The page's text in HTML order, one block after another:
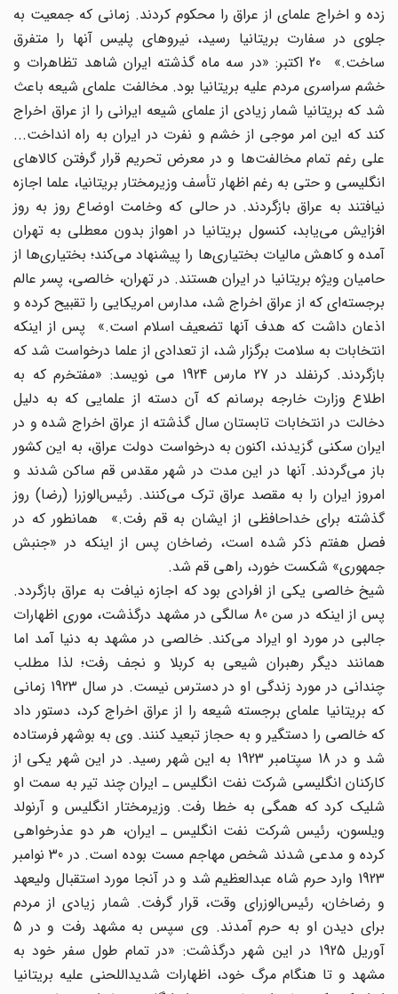
زده و اخراج علمای از عراق را محکوم کردند. زمانی که جمعیت به
جلوی در سفارت بریتانیا رسید، نیروهای پلیس آنها را متفرق
ساخت.» 20 اکتبر: «در سه ماه گذشته ایران شاهد تظاهرات و
خشم سراسری مردم علیه بریتانیا بود. مخالفت علمای شیعه باعث
شد که بریتانیا شمار زیادی از علمای شیعه ایرانی را از عراق اخراج
کند که این امر موجی از خشم و نفرت در ایران به راه انداخت...
علی رغم تمام مخالفت‌ها و در معرض تحریم قرار گرفتن کالاهای
انگلیسی و حتی به رغم اظهار تأسف وزیرمختار بریتانیا، علما اجازه
نیافتند به عراق بازگردند. در حالی که وخامت اوضاع روز به روز
افزایش می‌یابد، کنسول بریتانیا در اهواز بدون معطلی به تهران
آمده و کاهش مالیات بختیاری‌ها را پیشنهاد می‌کند؛ بختیاری‌ها از
حامیان ویژه بریتانیا در ایران هستند. در تهران، خالصی، پسر عالم
برجسته‌ای که از عراق اخراج شد، مدارس امریکایی را تقبیح کرده و
اذعان داشت که هدف آنها تضعیف اسلام است.» پس از اینکه
انتخابات به سلامت برگزار شد، از تعدادی از علما درخواست شد که
بازگردند. کرنفلد در 27 مارس 1924 می نویسد: «مفتخرم که به
اطلاع وزارت خارجه برسانم که آن دسته از علمایی که به دلیل
دخالت در انتخابات تابستان سال گذشته از عراق اخراج شده و در
ایران سکنی گزیدند، اکنون به درخواست دولت عراق، به این کشور
باز می‌گردند. آنها در این مدت در شهر مقدس قم ساکن شدند و
امروز ایران را به مقصد عراق ترک می‌کنند. رئیس‌الوزرا (رضا) روز
گذشته برای خداحافظی از ایشان به قم رفت.» همانطور که در
فصل هفتم ذکر شده است، رضاخان پس از اینکه در «جنبش
جمهوری» شکست خورد، راهی قم شد.
شیخ خالصی یکی از افرادی بود که اجازه نیافت به عراق بازگردد.
پس از اینکه در سن 80 سالگی در مشهد درگذشت، موری اظهارات
جالبی در مورد او ایراد می‌کند. خالصی در مشهد به دنیا آمد اما
همانند دیگر رهبران شیعی به کربلا و نجف رفت؛ لذا مطلب
چندانی در مورد زندگی او در دسترس نیست. در سال 1923 زمانی
که بریتانیا علمای برجسته شیعه را از عراق اخراج کرد، دستور داد
که خالصی را دستگیر و به حجاز تبعید کنند. وی به بوشهر فرستاده
شد و در 18 سپتامبر 1923 به این شهر رسید. در این شهر یکی از
کارکنان انگلیسی شرکت نفت انگلیس ـ ایران چند تیر به سمت او
شلیک کرد که همگی به خطا رفت. وزیرمختار انگلیس و آرنولد
ویلسون، رئیس شرکت نفت انگلیس ـ ایران، هر دو عذرخواهی
کرده و مدعی شدند شخص مهاجم مست بوده است. در 30 نوامبر
1923 وارد حرم شاه عبدالعظیم شد و در آنجا مورد استقبال ولیعهد
و رضاخان، رئیس‌الوزرای وقت، قرار گرفت. شمار زیادی از مردم
برای دیدن او به حرم آمدند. وی سپس به مشهد رفت و در 5
آوریل 1925 در این شهر درگذشت: «در تمام طول سفر خود به
مشهد و تا هنگام مرگ خود، اظهارات شدید‌اللحنی علیه بریتانیا